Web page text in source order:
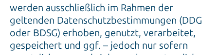
werden ausschließlich im Rahmen der
geltenden Datenschutzbestimmungen (DDG
oder BDSG) erhoben, genutzt, verarbeitet,
gespeichert und ggf. – jedoch nur sofern